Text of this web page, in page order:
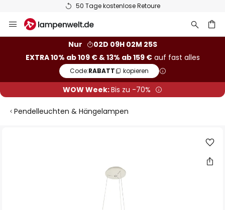
50 Tage kostenlose Retoure
Inhalt
Nur
02D 09H 02M 25S
EXTRA 10% ab 109 € & 13% ab 159 €auf fast alles
Code:RABATT kopieren
WOW Week:Bis zu -70%
Pendelleuchten & Hängelampen